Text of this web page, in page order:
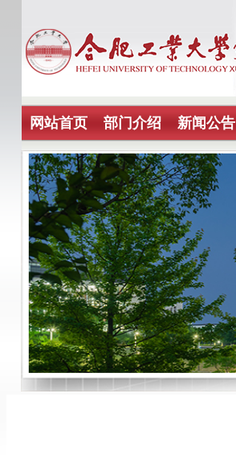
网站首页 部门介绍 新闻公告